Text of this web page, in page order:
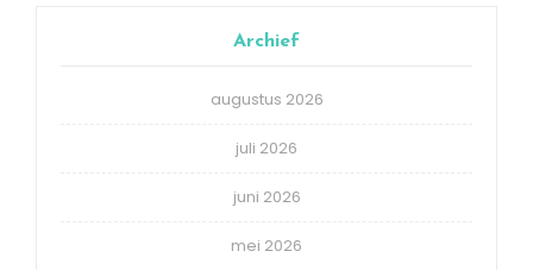
Archief
augustus 2026
juli 2026
juni 2026
mei 2026